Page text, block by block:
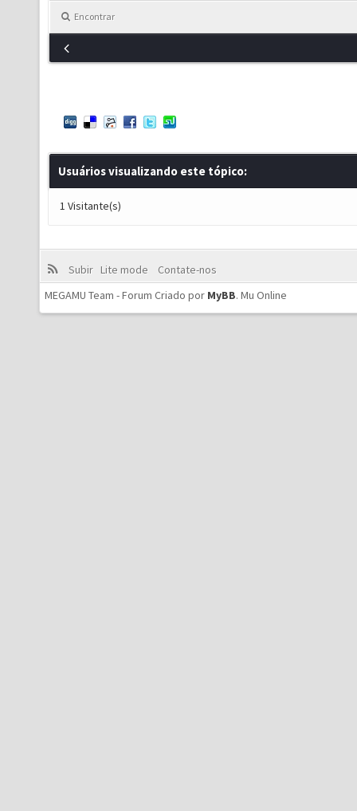
Encontrar
Usuários visualizando este tópico:
1 Visitante(s)
Subir Lite mode
Contate-nos
MEGAMU Team - Forum Criado por MyBB. Mu Online